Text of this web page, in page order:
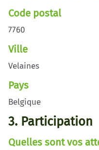
Code postal
7760
Ville
Velaines
Pays
Belgique
3. Participation
Quelles sont vos